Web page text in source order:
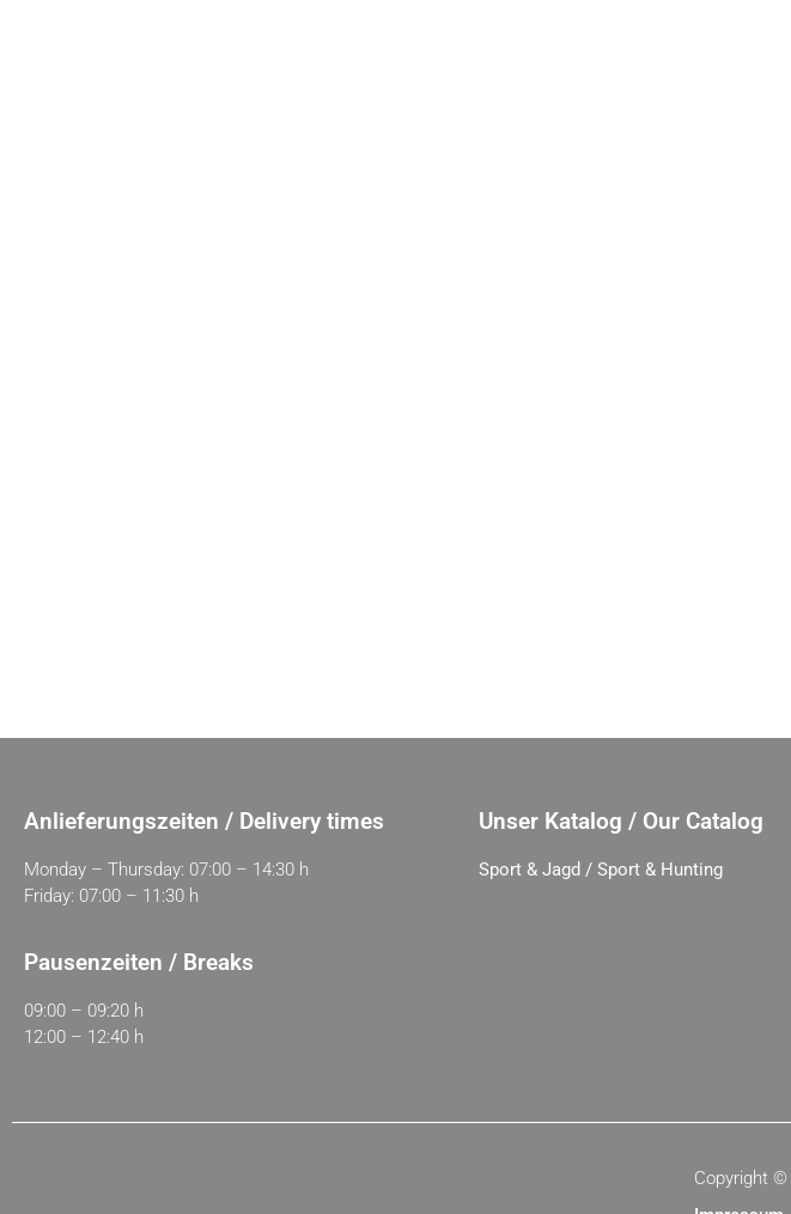
Anlieferungszeiten / Delivery times
Monday – Thursday: 07:00 – 14:30 h
Friday: 07:00 – 11:30 h
Pausenzeiten / Breaks
09:00 – 09:20 h
12:00 – 12:40 h
Unser Katalog / Our Catalog
Sport & Jagd / Sport & Hunting
Copyright ©